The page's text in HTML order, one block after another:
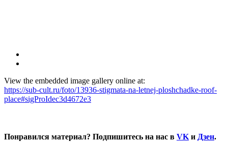
View the embedded image gallery online at:
https://sub-cult.ru/foto/13936-stigmata-na-letnej-ploshchadke-roof-
place#sigProIdec3d4672e3
Понравился материал? Подпишитесь на нас в VK и Дзен.